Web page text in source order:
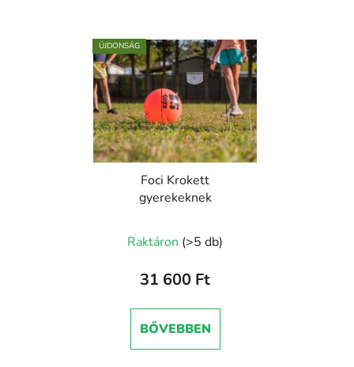
ÚJDONSÁG
Foci Krokett
gyerekeknek
Raktáron (>5 db)
31 600 Ft
BŐVEBBEN